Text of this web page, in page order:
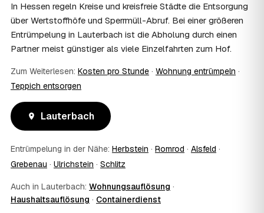
Zentrum vermittelt die Entrümpler, entscheidet aber nicht
über die Kostenübernahme.
08 Bekomme ich einen Entsorgungsnachweis?
Ja. Die Partner entsorgen über zugelassene Höfe und
wichtig zum Beispiel für Vermieter, Nachlassverwaltung
oder die eigene Dokumentation.
09 Muss ich bei der Entrümpelung anwesend sein?
Nicht zwingend. Viele Kunden in Lauterbach sind nur zur
Übergabe und zum Abschluss vor Ort; den genauen
direkt mit dem Entrümpler ab.
10 Was ist im Festpreis enthalten?
Der Festpreis deckt in der Regel das komplette
Ausräumen, Tragen und Verladen, den Transport sowie die
fachgerechte Entsorgung ab — auf Wunsch inklusive
In Hessen regeln Kreise und kreisfreie Städte die Entsorgung
über Wertstoffhöfe und Sperrmüll-Abruf. Bei einer größeren
Entrümpelung in Lauterbach ist die Abholung durch einen
Partner meist günstiger als viele Einzelfahrten zum Hof.
Zum Weiterlesen: Kosten pro Stunde · Wohnung entrümpeln ·
Teppich entsorgen
Lauterbach
Entrümpelung in der Nähe: Herbstein · Romrod · Alsfeld ·
Grebenau · Ulrichstein · Schlitz
Auch in Lauterbach: Wohnungsauflösung ·
Haushaltsauflösung · Containerdienst